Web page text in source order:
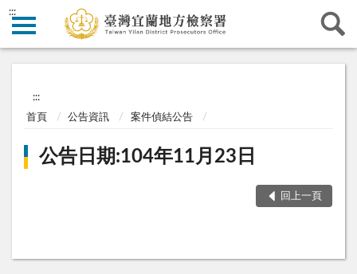
:::
:::
首頁 公告資訊 案件偵結公告
公告日期:104年11月23日
回上一頁